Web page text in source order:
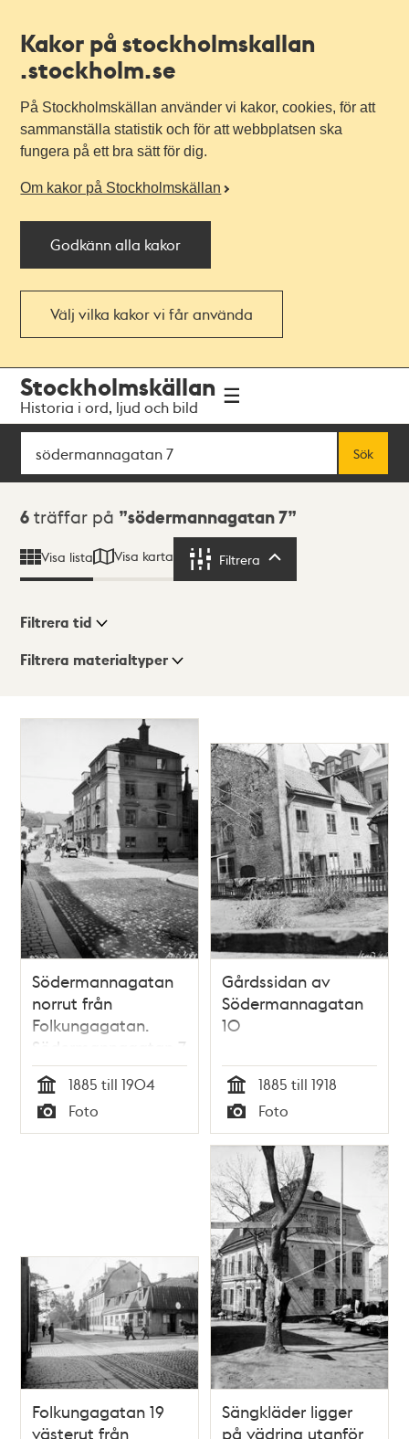
Kakor på stockholmskallan
.stockholm.se
På Stockholmskällan använder vi kakor, cookies, för att
sammanställa statistik och för att webbplatsen ska
fungera på ett bra sätt för dig.
Om kakor på Stockholmskällan
Godkänn alla kakor
Välj vilka kakor vi får använda
navigationen
huvudinnehållet
Stockholmskällan
Historia i ord, ljud och bild
Sök
Sök
Sökresultat
6 träffar på södermannagatan 7
Visa lista Visa karta Filtrera
Visningsläge
Filtrera tid
Filtrera materialtyper
Södermannagatan
norrut från
Folkungagatan.
Södermannagatan 7
vid hörnet av
Folkungagatan 21.
Nuv.
Södermannagatan
Tid
1885 till 1904
Typ
Foto
Gårdssidan av
Södermannagatan
10
Tid
1885 till 1918
Typ
Foto
Folkungagatan 19
västerut från
Sängkläder ligger
på vädring utanför